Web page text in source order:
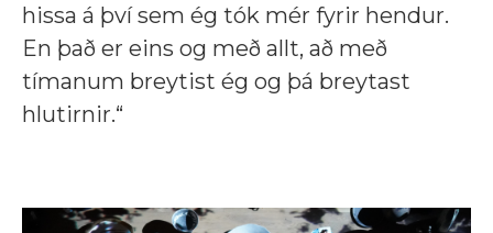
hissa á því sem ég tók mér fyrir hendur.
En það er eins og með allt, að með
tímanum breytist ég og þá breytast
hlutirnir.“